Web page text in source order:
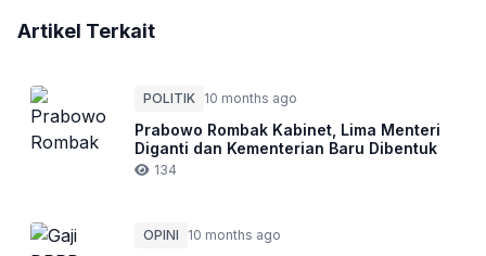
Artikel Terkait
POLITIK 10 months ago
Prabowo Rombak Kabinet, Lima Menteri
Diganti dan Kementerian Baru Dibentuk
134
OPINI 10 months ago